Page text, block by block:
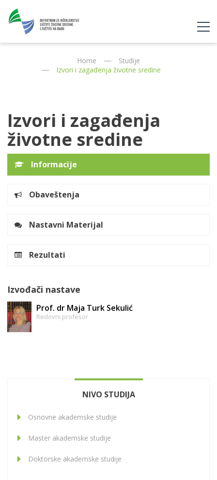
Home
Studije
Izvori i zagađenja životne sredine
Izvori i zagađenja
životne sredine
Informacije
Obaveštenja
Nastavni Materijal
Rezultati
Izvođači nastave
Prof. dr Maja Turk Sekulić
Redovni profesor
NIVO STUDIJA
Osnovne akademske studije
Master akademske studije
Doktorske akademske studije